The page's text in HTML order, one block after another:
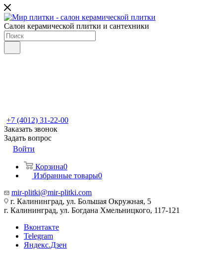
Салон керамической плитки и сантехники
+7 (4012) 31-22-00
Заказать звонок
Задать вопрос
Войти
Корзина0
Избранные товары0
mir-plitki@mir-plitki.com
г. Калининград, ул. Большая Окружная, 5
г. Калининград, ул. Богдана Хмельницкого, 117-121
Вконтакте
Telegram
Яндекс.Дзен